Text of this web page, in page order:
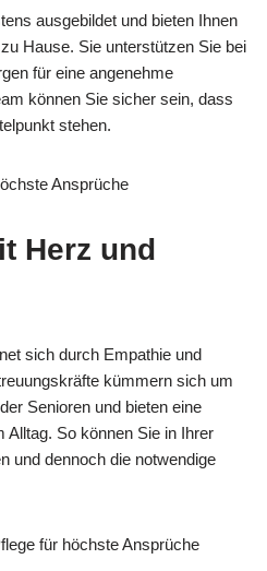
ausgebildet und bieten Ihnen
Hause. Sie unterstützen Sie bei
für eine angenehme
können Sie sicher sein, dass
stehen.
Herz und
sich durch Empathie und
kümmern sich um
Senioren und bieten eine
Alltag. So können Sie in Ihrer
und dennoch die notwendige